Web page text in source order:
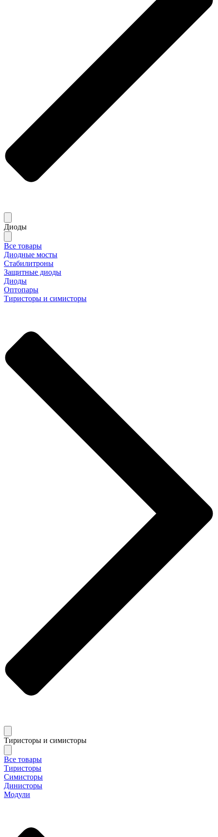
Диоды
Все товары
Диодные мосты
Стабилитроны
Защитные диоды
Диоды
Оптопары
Тиристоры и симисторы
Тиристоры и симисторы
Все товары
Тиристоры
Симисторы
Динисторы
Модули